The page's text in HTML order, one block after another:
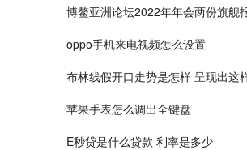
博鳌亚洲论坛2022年年会两份旗舰
oppo手机来电视频怎么设置
布林线假开口走势是怎样 呈现出这
苹果手表怎么调出全键盘
E秒贷是什么贷款 利率是多少